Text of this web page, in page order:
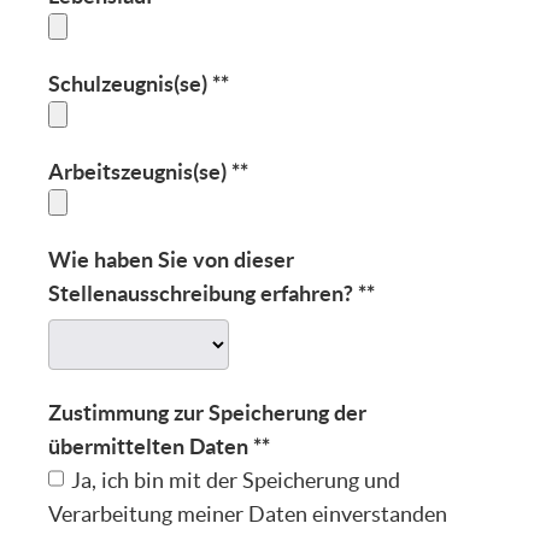
Schulzeugnis(se) **
Arbeitszeugnis(se) **
Wie haben Sie von dieser
Stellenausschreibung erfahren? **
Zustimmung zur Speicherung der
übermittelten Daten **
Ja, ich bin mit der Speicherung und
Verarbeitung meiner Daten einverstanden